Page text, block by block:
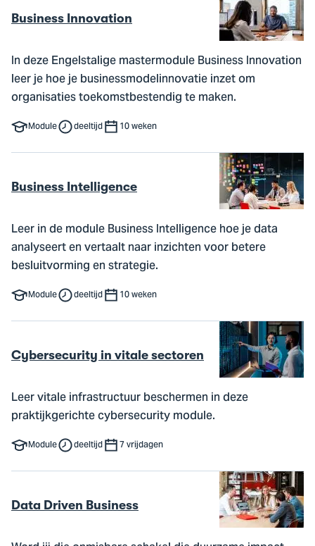
Business Innovation
In deze Engelstalige mastermodule Business Innovation
leer je hoe je businessmodelinnovatie inzet om
organisaties toekomstbestendig te maken.
Module deeltijd 10 weken
Business Intelligence
Leer in de module Business Intelligence hoe je data
analyseert en vertaalt naar inzichten voor betere
besluitvorming en strategie.
Module deeltijd 10 weken
Cybersecurity in vitale sectoren
Leer vitale infrastructuur beschermen in deze
praktijkgerichte cybersecurity module.
Module deeltijd 7 vrijdagen
Data Driven Business